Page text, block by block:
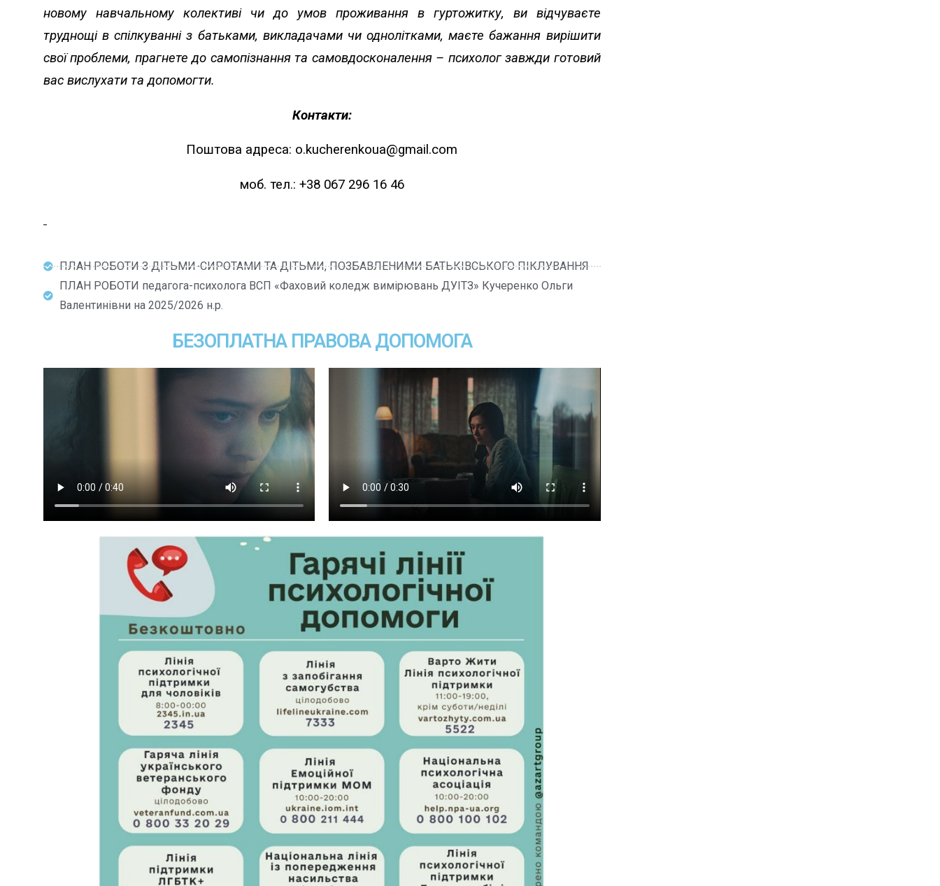
новому навчальному колективі чи до умов проживання в гуртожитку, ви відчуваєте
труднощі в спілкуванні з батьками, викладачами чи однолітками, маєте бажання вирішити
свої проблеми, прагнете до самопізнання та самовдосконалення – психологзавжди готовий
вас вислухати та допомогти.
Контакти:
Поштова адреса: o.kucherenkoua@gmail.com
моб. тел.: +38 067 296 16 46
ПЛАН РОБОТИ З ДІТЬМИ-СИРОТАМИ ТА ДІТЬМИ, ПОЗБАВЛЕНИМИ БАТЬКІВСЬКОГО ПІКЛУВАННЯ
ПЛАН РОБОТИ педагога-психолога ВСП «Фаховий коледж вимірювань ДУІТЗ» Кучеренко Ольги
Валентинівни на 2025/2026 н.р.
БЕЗОПЛАТНА ПРАВОВА ДОПОМОГА